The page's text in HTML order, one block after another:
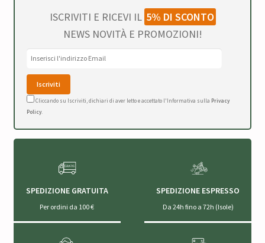
ISCRIVITI E RICEVI IL 5% DI SCONTO
NEWS NOVITÀ E PROMOZIONI!
Cliccando su Iscriviti, dichiari di aver letto e accettato l'Informativa sulla Privacy
Policy.
SPEDIZIONE GRATUITA
Per ordini da 100 €
SPEDIZIONE ESPRESSO
Da 24h fino a 72h (Isole)